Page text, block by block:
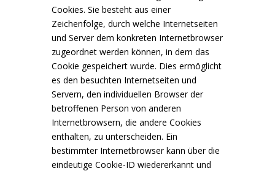
Cookies. Sie besteht aus einer
Zeichenfolge, durch welche Internetseiten
und Server dem konkreten Internetbrowser
zugeordnet werden können, in dem das
Cookie gespeichert wurde. Dies ermöglicht
es den besuchten Internetseiten und
Servern, den individuellen Browser der
betroffenen Person von anderen
Internetbrowsern, die andere Cookies
enthalten, zu unterscheiden. Ein
bestimmter Internetbrowser kann über die
eindeutige Cookie-ID wiedererkannt und